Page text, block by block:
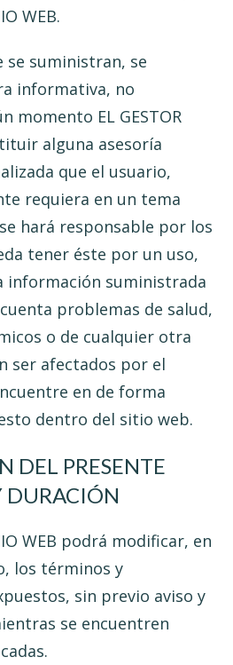
WEB.
se suministran, se
informativa, no
momento EL GESTOR
alguna asesoría
que el usuario,
requiera en un tema
hará responsable por los
tener éste por un uso,
información suministrada
problemas de salud,
o de cualquier otra
ser afectados por el
en de forma
dentro del sitio web.
DEL PRESENTE
DURACIÓN
WEB podrá modificar, en
los términos y
sin previo aviso y
se encuentren